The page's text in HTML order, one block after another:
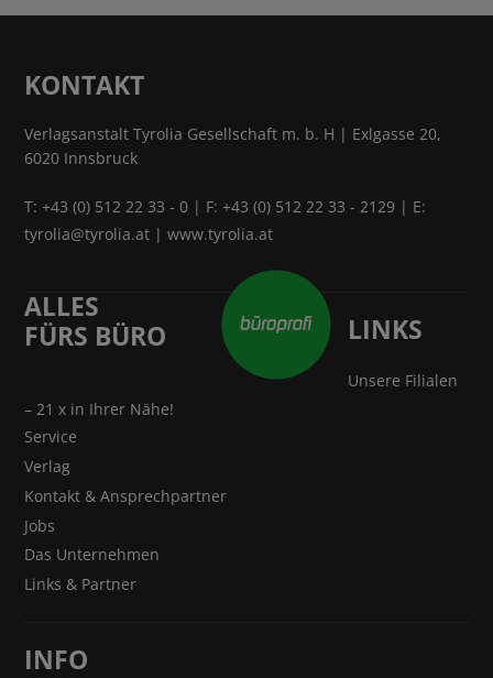
KONTAKT
Verlagsanstalt Tyrolia Gesellschaft m. b. H | Exlgasse 20,
6020 Innsbruck
T:+43 (0) 512 22 33 - 0 | F: +43 (0) 512 22 33 - 2129 | E:
tyrolia@tyrolia.at |www.tyrolia.at
ALLES
FÜRS BÜRO
LINKS
Unsere Filialen
– 21 x in Ihrer Nähe!
Service
Verlag
Kontakt & Ansprechpartner
Jobs
Das Unternehmen
Links & Partner
INFO